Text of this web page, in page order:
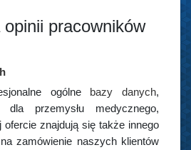
pracowników
ogólne bazy danych,
przemysłu medycznego,
znajdują się także innego
zamówienie naszych klientów